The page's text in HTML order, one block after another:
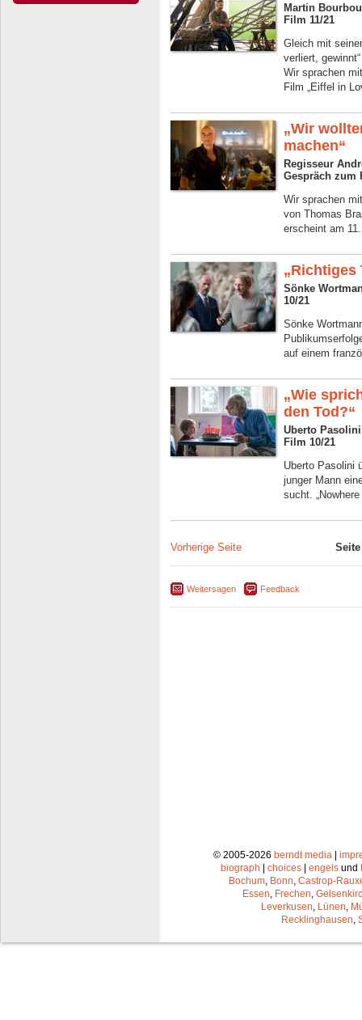
Martin
Film 11/21
Gleich mit
verliert,
Wir sprachen
Film „Eiffel in
„Wir
machen“
Regisseur
Gespräch zum
Wir sprachen
von Thomas
erscheint am
„Richtiges
Sönke
10/21
Sönke
auf einem
„Wie
den Tod?“
Uberto
Film 10/21
Uberto Pasolini
junger Mann
sucht.
Vorherige Seite
Weitersagen Feedback
© 2005-2026 berndt media |
biograph | choices | engels und
Bochum Bonn Castrop-
Essen Frechen
Leverkusen Lünen
Recklinghausen